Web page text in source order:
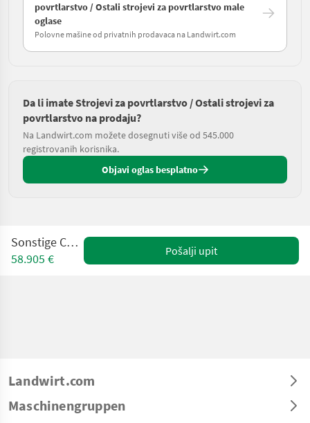
povrtlarstvo / Ostali strojevi za povrtlarstvo male
oglase
Polovne mašine od privatnih prodavaca na Landwirt.com
Da li imate Strojevi za povrtlarstvo / Ostali strojevi za
povrtlarstvo na prodaju?
Na Landwirt.com možete dosegnuti više od 545.000
registrovanih korisnika.
Objavi oglas besplatno
Sonstige Ceres 450
58.905 €
Pošalji upit
Landwirt.com
Maschinengruppen